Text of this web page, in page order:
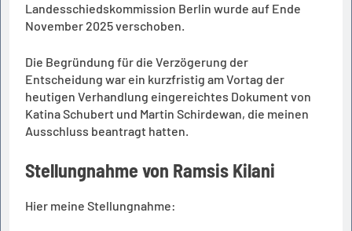
Landesschiedskommission Berlin wurde auf Ende
November 2025 verschoben.
Die Begründung für die Verzögerung der
Entscheidung war ein kurzfristig am Vortag der
heutigen Verhandlung eingereichtes Dokument von
Katina Schubert und Martin Schirdewan, die meinen
Ausschluss beantragt hatten.
Stellungnahme von Ramsis Kilani
Hier meine Stellungnahme: